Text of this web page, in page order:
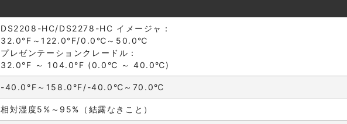
DS2208-HC/DS2278-HC イメージャ：
32.0°F～122.0°F/0.0℃～50.0℃
プレゼンテーションクレードル：
32.0°F ～ 104.0°F (0.0℃ ～ 40.0℃)
-40.0°F～158.0°F/-40.0℃～70.0℃
相対湿度5%～95%（結露なきこと）